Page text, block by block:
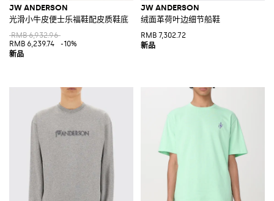
JW ANDERSON
光滑小牛皮便士乐福鞋配皮质鞋底
RMB 6,932.96
RMB 6,239.74
-10%
JW ANDERSON
绒面革荷叶边细节船鞋
RMB 7,302.72